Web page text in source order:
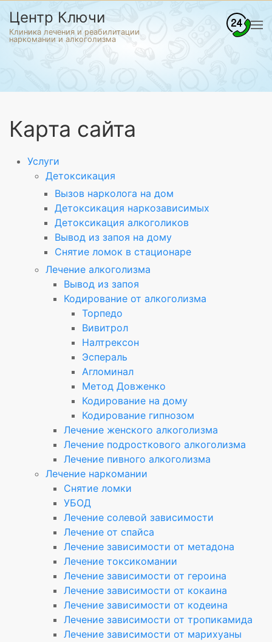
Центр Ключи
Клиника лечения и реабилитации
наркомании и алкоголизма
Карта сайта
Услуги
Детоксикация
Вызов нарколога на дом
Детоксикация наркозависимых
Детоксикация алкоголиков
Вывод из запоя на дому
Снятие ломок в стационаре
Лечение алкоголизма
Вывод из запоя
Кодирование от алкоголизма
Торпедо
Вивитрол
Налтрексон
Эспераль
Агломинал
Метод Довженко
Кодирование на дому
Кодирование гипнозом
Лечение женского алкоголизма
Лечение подросткового алкоголизма
Лечение пивного алкоголизма
Лечение наркомании
Снятие ломки
УБОД
Лечение солевой зависимости
Лечение от спайса
Лечение зависимости от метадона
Лечение токсикомании
Лечение зависимости от героина
Лечение зависимости от кокаина
Лечение зависимости от кодеина
Лечение зависимости от тропикамида
Лечение зависимости от марихуаны